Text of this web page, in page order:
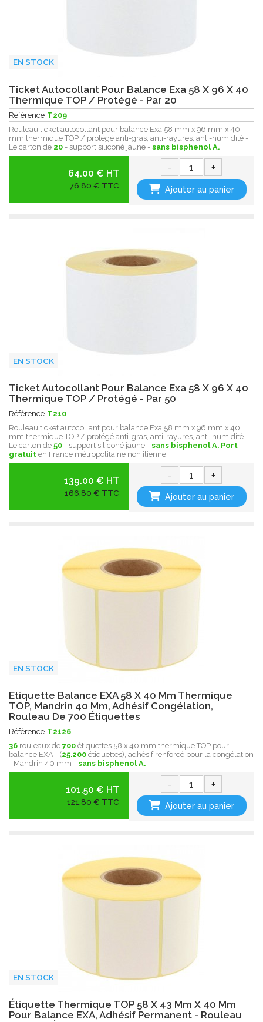
EN STOCK
Ticket Autocollant Pour Balance Exa 58 X 96 X 40
Thermique TOP / Protégé - Par 20
Référence T209
Rouleau ticket autocollant pour balance Exa 58 mm x 96 mm x 40
mm thermique TOP / protégé anti-gras, anti-rayures, anti-humidité -
Le carton de 20 - support siliconé jaune - sans bisphenol A.
64.00 € HT
76,80 € TTC
- +
Ajouter au panier
EN STOCK
Ticket Autocollant Pour Balance Exa 58 X 96 X 40
Thermique TOP / Protégé - Par 50
Référence T210
Rouleau ticket autocollant pour balance Exa 58 mm x 96 mm x 40
mm thermique TOP / protégé anti-gras, anti-rayures, anti-humidité -
Le carton de 50 - support siliconé jaune - sans bisphenol A. Port
gratuit en France métropolitaine non îlienne.
139.00 € HT
166,80 € TTC
- +
Ajouter au panier
EN STOCK
Etiquette Balance EXA 58 X 40 Mm Thermique
TOP, Mandrin 40 Mm, Adhésif Congélation,
Rouleau De 700 Étiquettes
Référence T2126
36 rouleaux de 700 étiquettes 58 x 40 mm thermique TOP pour
balance EXA - (25.200 étiquettes), adhésif renforcé pour la congélation
- Mandrin 40 mm - sans bisphenol A.
101.50 € HT
121,80 € TTC
- +
Ajouter au panier
EN STOCK
Étiquette Thermique TOP 58 X 43 Mm X 40 Mm
Pour Balance EXA, Adhésif Permanent - Rouleau